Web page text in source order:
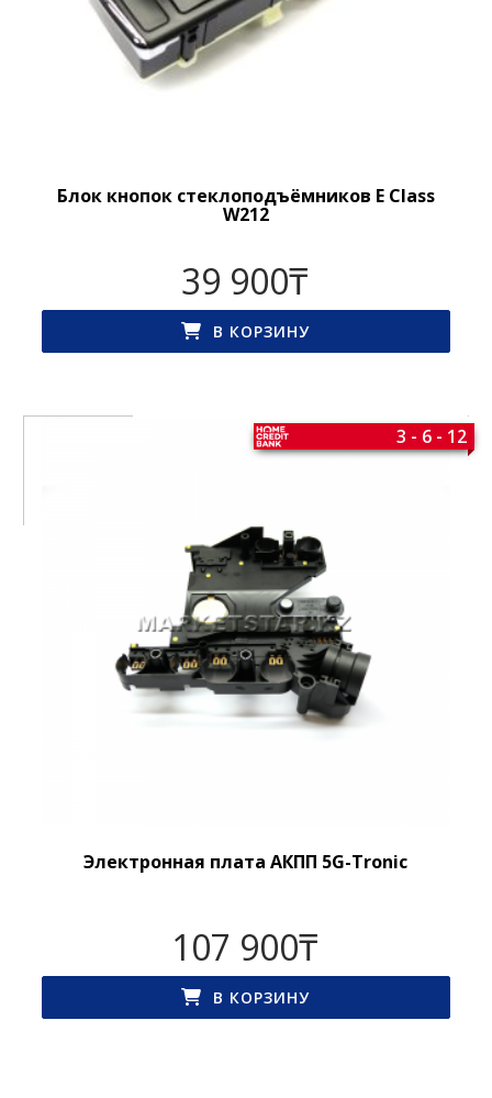
Блок кнопок стеклоподъёмников E Class
W212
39 900₸
В КОРЗИНУ
Электронная плата АКПП 5G-Tronic
3 - 6 - 12
107 900₸
В КОРЗИНУ